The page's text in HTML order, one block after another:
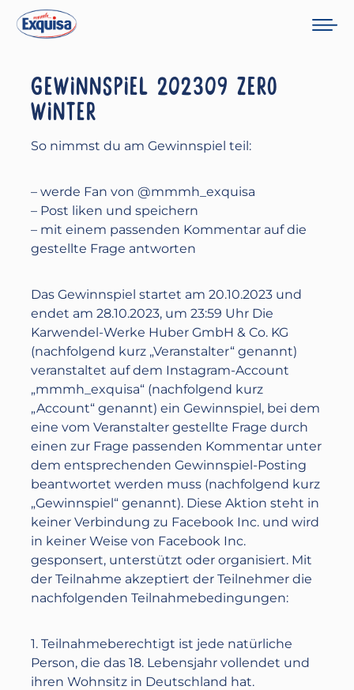
GEWINNSPIEL 202309 ZERO
WINTER
So nimmst du am Gewinnspiel teil:
– werde Fan von @mmmh_exquisa
– Post liken und speichern
– mit einem passenden Kommentar auf die
gestellte Frage antworten
Das Gewinnspiel startet am 20.10.2023 und
endet am 28.10.2023, ‪um 23:59 Uhr Die
Karwendel-Werke Huber GmbH & Co. KG
(nachfolgend kurz „Veranstalter“ genannt)
veranstaltet auf dem Instagram-Account
„mmmh_exquisa“ (nachfolgend kurz
„Account“ genannt) ein Gewinnspiel, bei dem
eine vom Veranstalter gestellte Frage durch
einen zur Frage passenden Kommentar unter
dem entsprechenden Gewinnspiel-Posting
beantwortet werden muss (nachfolgend kurz
„Gewinnspiel“ genannt). Diese Aktion steht in
keiner Verbindung zu Facebook Inc. und wird
in keiner Weise von Facebook Inc.
gesponsert, unterstützt oder organisiert. Mit
der Teilnahme akzeptiert der Teilnehmer die
nachfolgenden Teilnahmebedingungen:
1. Teilnahmeberechtigt ist jede natürliche
Person, die das 18. Lebensjahr vollendet und
ihren Wohnsitz in Deutschland hat.